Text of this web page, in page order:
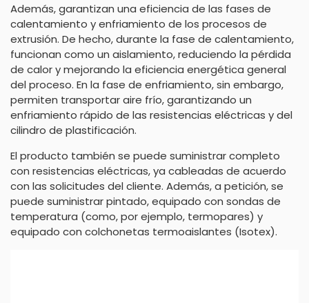
Además, garantizan una eficiencia de las fases de
calentamiento y enfriamiento de los procesos de
extrusión. De hecho, durante la fase de calentamiento,
funcionan como un aislamiento, reduciendo la pérdida
de calor y mejorando la eficiencia energética general
del proceso. En la fase de enfriamiento, sin embargo,
permiten transportar aire frío, garantizando un
enfriamiento rápido de las resistencias eléctricas y del
cilindro de plastificación.
El producto también se puede suministrar completo
con resistencias eléctricas, ya cableadas de acuerdo
con las solicitudes del cliente. Además, a petición, se
puede suministrar pintado, equipado con sondas de
temperatura (como, por ejemplo, termopares) y
equipado con colchonetas termoaislantes (Isotex).